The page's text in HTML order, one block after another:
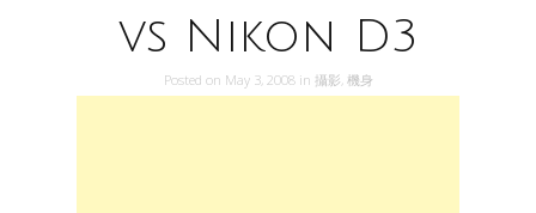
vs Nikon D3
Posted on May 3, 2008 in 攝影 機身